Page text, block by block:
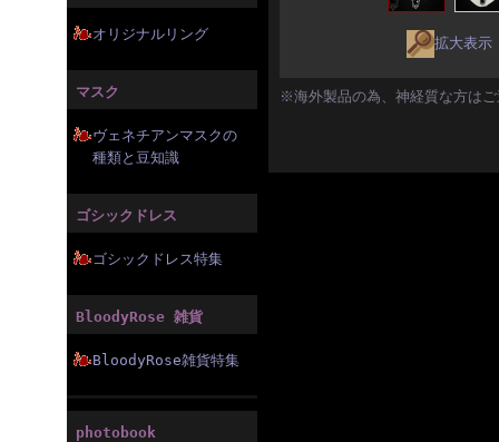
オリジナルリング
マスク
ヴェネチアンマスクの
種類と豆知識
ゴシックドレス
ゴシックドレス特集
BloodyRose 雑貨
BloodyRose雑貨特集
photobook
拡大表示
※海外製品の為、神経質な方は